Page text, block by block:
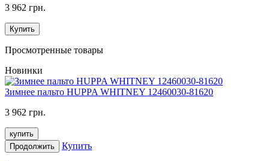
3 962 грн.
Купить
Просмотренные товары
Новинки
Зимнее пальто HUPPA WHITNEY 12460030-81620
3 962 грн.
купить
Продолжить
Купить